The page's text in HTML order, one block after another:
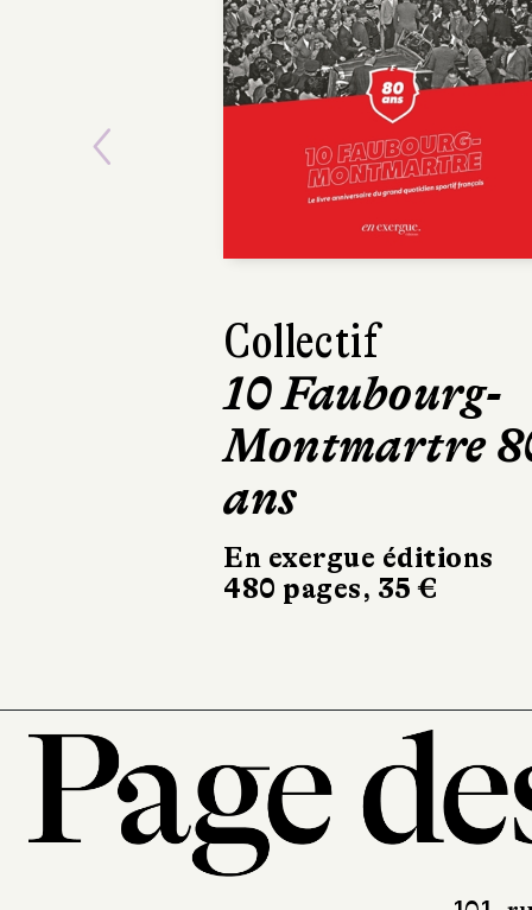
Collectif
10 Faubourg-
Montmartre
ans
En exergue éditions
480 pages, 35 €
Maxime
Mourir
fois
Robert Laffont
Previous